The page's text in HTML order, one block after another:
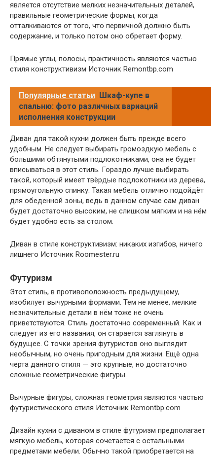
является отсутствие мелких незначительных деталей,
правильные геометрические формы, когда
отталкиваются от того, что первичной должно быть
содержание, и только потом оно обретает форму.
Прямые углы, полосы, практичность являются частью
стиля конструктивизм Источник Remontbp.com
Популярные статьи Шкаф-купе в
спальню: фото различных вариаций
исполнения конструкции
Диван для такой кухни должен быть прежде всего
удобным. Не следует выбирать громоздкую мебель с
большими обтянутыми подлокотниками, она не будет
вписываться в этот стиль. Гораздо лучше выбирать
такой, который имеет твёрдые подлокотники из дерева,
прямоугольную спинку. Такая мебель отлично подойдёт
для обеденной зоны, ведь в данном случае сам диван
будет достаточно высоким, не слишком мягким и на нём
будет удобно есть за столом.
Диван в стиле конструктивизм: никаких изгибов, ничего
лишнего Источник Roomester.ru
Футуризм
Этот стиль, в противоположность предыдущему,
изобилует вычурными формами. Тем не менее, мелкие
незначительные детали в нём тоже не очень
приветствуются. Стиль достаточно современный. Как и
следует из его названия, он старается заглянуть в
будущее. С точки зрения футуристов оно выглядит
необычным, но очень пригодным для жизни. Ещё одна
черта данного стиля — это крупные, но достаточно
сложные геометрические фигуры.
Вычурные фигуры, сложная геометрия являются частью
футуристического стиля Источник Remontbp.com
Дизайн кухни с диваном в стиле футуризм предполагает
мягкую мебель, которая сочетается с остальными
предметами мебели. Обычно такой приобретается на